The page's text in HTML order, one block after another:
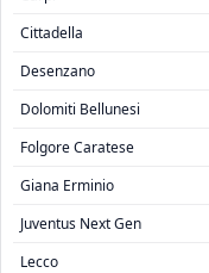
Cittadella
Desenzano
Dolomiti Bellunesi
Folgore Caratese
Giana Erminio
Juventus Next Gen
Lecco